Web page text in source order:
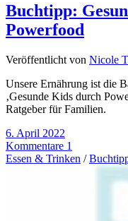
Buchtipp:
Powerfood
Veröffentlicht von Nicole
Unsere Ernährung ist die
‚Gesunde Kids durch
Ratgeber für Familien.
6. April 2022
Kommentare 1
Essen & Trinken /